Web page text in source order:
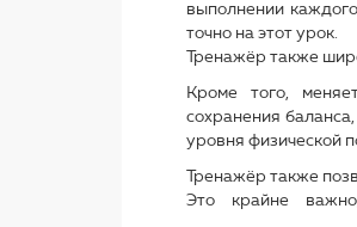
выполнении
точно на этот урок.
Тренажёр также
Кроме того,
сохранения
уровня физической
Тренажёр также
Это крайне